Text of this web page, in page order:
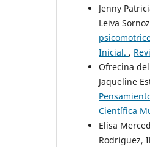
Jenny
Leiva
Inicial. ,
Ofrecina
Jaqueline
Científica
Elisa
Rodríguez,